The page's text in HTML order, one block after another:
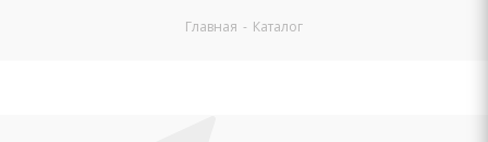
Главная - Каталог